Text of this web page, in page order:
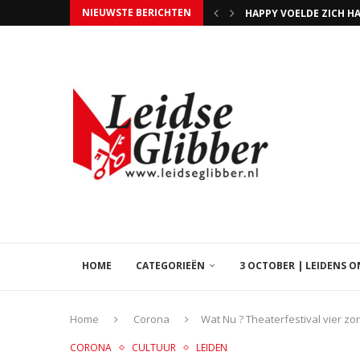
NIEUWSTE BERICHTEN
HAPPY VOELDE ZICH
HOME CATEGORIEËN 3 OCTOBER | LEIDENS
Home Corona Wat Nu ? Theaterfestival vier
CORONA CULTUUR LEIDEN